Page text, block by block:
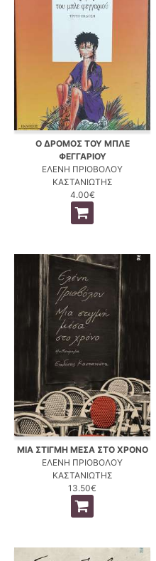
Ο ΔΡΟΜΟΣ ΤΟΥ ΜΠΛΕ
ΦΕΓΓΑΡΙΟΥ
ΕΛΕΝΗ ΠΡΙΟΒΟΛΟΥ
ΚΑΣΤΑΝΙΩΤΗΣ
4.00€
ΜΙΑ ΣΤΙΓΜΗ ΜΕΣΑ ΣΤΟ ΧΡΟΝΟ
ΕΛΕΝΗ ΠΡΙΟΒΟΛΟΥ
ΚΑΣΤΑΝΙΩΤΗΣ
13.50€